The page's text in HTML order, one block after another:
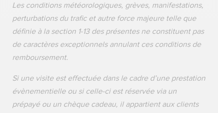
Les conditions météorologiques, grèves, manifestations,
perturbations du trafic et autre force majeure telle que
définie à la section 1-13 des présentes ne constituent pas
de caractères exceptionnels annulant ces conditions de
remboursement.
Si une visite est effectuée dans le cadre d’une prestation
évènementielle ou si celle-ci est réservée via un
prépayé ou un chèque cadeau, il appartient aux clients